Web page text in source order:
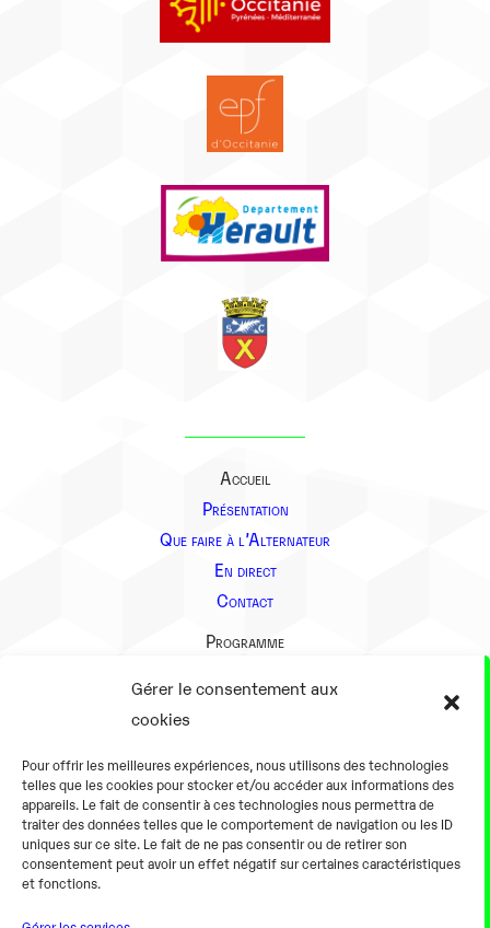
Gérer le consentement aux
cookies
Pour offrir les meilleures expériences, nous utilisons des technologies
telles que les cookies pour stocker et/ou accéder aux informations des
appareils. Le fait de consentir à ces technologies nous permettra de
traiter des données telles que le comportement de navigation ou les ID
uniques sur ce site. Le fait de ne pas consentir ou de retirer son
consentement peut avoir un effet négatif sur certaines caractéristiques
et fonctions.
Accueil
Présentation
Que faire à l’Alternateur
En direct
Contact
Programme
Présentation
En pratique
Tarifs et horaires
Salles
Équipements numériques